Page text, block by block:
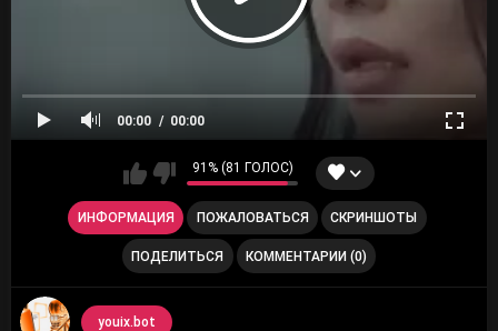
00:00 00:00
91% (81 ГОЛОС)
ИНФОРМАЦИЯ ПОЖАЛОВАТЬСЯ СКРИНШОТЫ
ПОДЕЛИТЬСЯ КОММЕНТАРИИ (0)
youix.bot